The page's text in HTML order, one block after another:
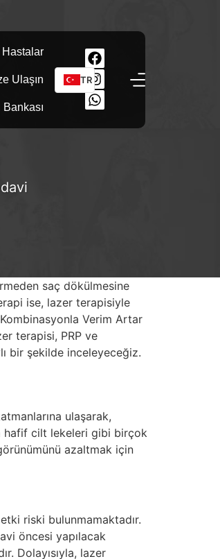
Hastalar
Ulaşın
Bankası
TR
saç dökülmesine
ise, lazer terapisiyle
Verim Artar
terapisi, PRP ve
bir şekilde inceleyeceğiz.
ulaşarak,
hafif cilt lekeleri gibi birçok
azaltmak için
riski bulunmamaktadır.
öncesi yapılacak
Dolayısıyla, lazer